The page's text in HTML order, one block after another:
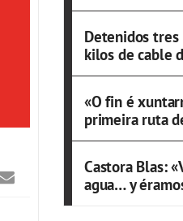
Detenidos
kilos de cable
«O fin é
primeira ruta
Castora Blas:
agua… y